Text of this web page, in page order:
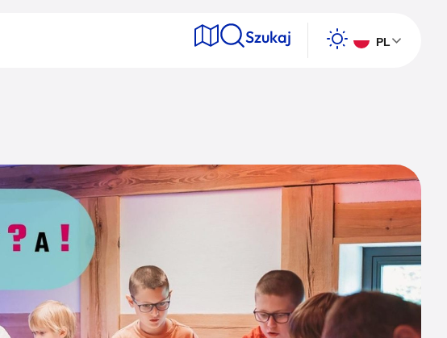
Szukaj PL
Wyszukaj